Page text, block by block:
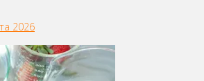
2026